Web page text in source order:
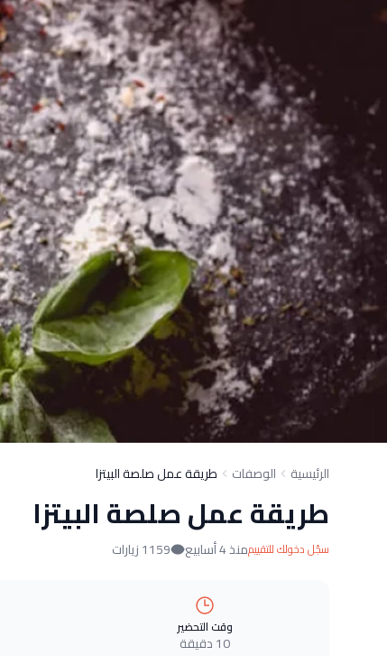
الرئيسية الوصفات طريقة عمل صلصة البيتزا
طريقة عمل صلصة البيتزا
سجّل دخولك للتقييممنذ 4 أسابيع 1159 زيارات
وقت التحضير
10 دقيقة